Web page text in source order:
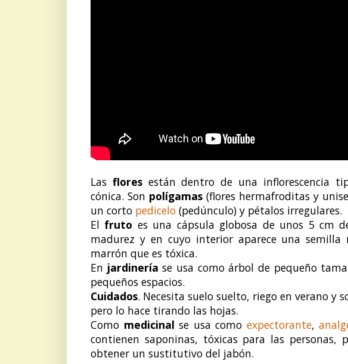
Las flores están dentro de una inflorescencia
cónica. Son polígamas (flores hermafroditas y
un corto pedicelo (pedúnculo) y pétalos irregulares.
El fruto es una cápsula globosa de unos 5 cm
madurez y en cuyo interior aparece una semilla
marrón que es tóxica.
En jardineríase usa como árbol de pequeño
pequeños espacios.
Cuidados. Necesita suelo suelto, riego en verano y
pero lo hace tirando las hojas.
Como medicinal se usa como expectorante,
contienen saponinas, tóxicas para las personas,
obtener un sustitutivo del jabón.